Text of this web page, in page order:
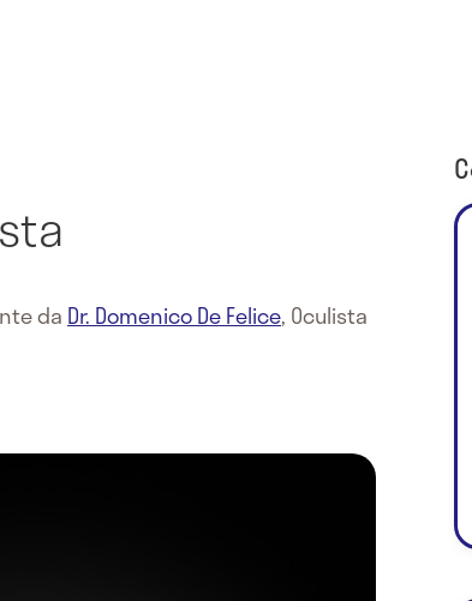
da Dr. Domenico De Felice, Oculista